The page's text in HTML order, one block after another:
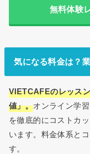
無料体験
気になる料金は？
VIETCAFEのレッス
値」。オンライン学
を徹底的にコストカ
います。料金体系と
す。